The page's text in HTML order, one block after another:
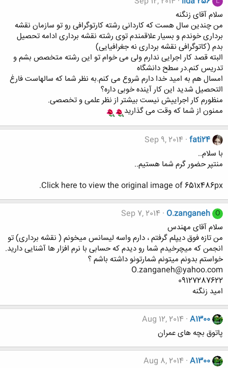
سلام آقای زنگنه
من چندین سال هست که کاردانی رشته کارتوگرافی رو تو سازمان نقشه
برداری خوندم و بسیار علاقمندم توی رشته نقشه برداری ادامه تحصیل
بدم (کاتوگرافی نقشه برداری نه جغرافیایی)
البته قصد کار اجرایی ندارم ولی می خوام تو این رشته متخصص بشم و
تدریس کنم.در سطح دانشگاه
امسال هم به امید خدا دارم شروع می کنم.به نظر شما که سالهاست فارغ
التحصیل شدید این کار آینده خوبی داره؟
منظورم کار اجراییش نیست بیشتر از نظر علمی و تخصصی.
ممنون از شما که وقت می گذارید
fati24
Sep 9, 2014
با سلام..
منتپر حضور گرم شما هستیم..
Click here to view the original image of 651x486px.
O
O.zanganeh
Sep 7, 2014
سلام آقای مهندس
من تازه فوق دیپلم گرفتم ، دارم واسه لیسانس میخونم ( نقشه برداری) تو
انجمن که میچرخیدم شما رو دیدم که حسابی با نرم افزار ها آشنایی دارید.
خواستم بدونم میتونم شمارتونو داشته باشم ؟
O.zanganeh@yahoo.com
09127287622
امید زنگنه
A1300
Aug 12, 2014
پاتوق بچه های عمران
A1300
Aug 8, 2014